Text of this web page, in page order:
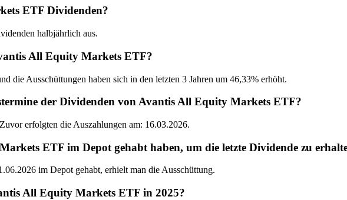
ETF Dividenden?
halbjährlich aus.
All Equity Markets ETF?
die Ausschüttungen haben sich in den letzten 3 Jahren um 46,33% erhöht.
der Dividenden von Avantis All Equity Markets ETF?
erfolgten die Auszahlungen am: 16.03.2026.
ETF im Depot gehabt haben, um die letzte Dividende zu
im Depot gehabt, erhielt man die Ausschüttung.
All Equity Markets ETF in 2025?